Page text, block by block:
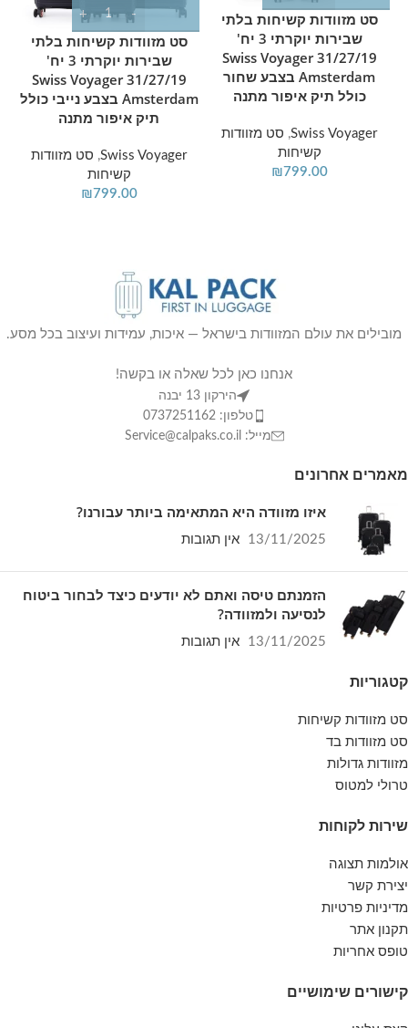
וכיסים חיצוניים גדולים בחזית לשליפה מהירה של
מסמכים ודרכונים.
פונקציונליות מורחבת: אפשרות הרחבה ייחודית
ברוחב של עוד כ-8 ס"מ להגדלת נפח האחסון במידת
הצורך.
📏 מפרט טכני ומידות:
20 אינטש (מתאים לתקני עלייה למטוס
משקל עצמי קל:2.5 ק"ג בלבד!
אחריות:12 חודשי אחריות יצרן מלאה.
למה לקוחות בוחרים בדגם זה?
חומרי גלם עמידים לטווח ארוך ועיצוב אופנתי
שמושך את העין. פתרון אחסון וניידות מושלם
ללא פשרות בצבע אדום-בורדו עמוק, נועז
סט מזוודות קשיחות בלתי
שבירות יוקרתי 3 יח'
31/27/19 Swiss Voyager
Amsterdam בצבע שחור
כולל תיק איפור מתנה
Swiss Voyager
, סט מזוודות
קשיחות
₪799.00
סט מזוודות קשיחות בלתי
שבירות יוקרתי 3 יח'
31/27/19 Swiss Voyager
Amsterdam בצבע נייבי כולל
תיק איפור מתנה
Swiss Voyager
, סט מזוודות
קשיחות
₪799.00
מובילים את עולם המזוודות בישראל — איכות, עמידות ועיצוב בכל מסע.
אנחנו כאן לכל שאלה או בקשה!
הירקון 13 יבנה
טלפון: 0737251162
מייל: Service@calpaks.co.il
מאמרים אחרונים
איזו מזוודה היא המתאימה ביותר עבורנו?
13/11/2025 אין תגובות
הזמנתם טיסה ואתם לא יודעים כיצד לבחור ביטוח
לנסיעה ולמזוודה?
13/11/2025 אין תגובות
קטגוריות
סט מזוודות קשיחות
סט מזוודות בד
מזוודות גדולות
טרולי למטוס
שירות לקוחות
אולמות תצוגה
יצירת קשר
מדיניות פרטיות
תקנון אתר
טופס אחריות
קישורים שימושיים